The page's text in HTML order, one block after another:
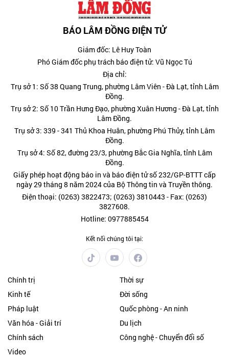
BÁO LÂM ĐỒNG ĐIỆN TỬ
Giám đốc: Lê Huy Toàn
Phó Giám đốc phụ trách báo điện tử: Vũ Ngọc Tú
Địa chỉ:
Trụ sở 1: Số 38 Quang Trung, phường Lâm Viên - Đà Lạt, tỉnh Lâm
Đồng.
Trụ sở 2: Số 10 Trần Hưng Đạo, phường Xuân Hương - Đà Lạt, tỉnh
Lâm Đồng.
Trụ sở 3: 339 - 341 Thủ Khoa Huân, phường Phú Thủy, tỉnh Lâm
Đồng.
Trụ sở 4: Số 82, đường 23/3, phường Bắc Gia Nghĩa, tỉnh Lâm
Đồng.
Giấy phép hoạt động báo in và báo điện tử số 232/GP-BTTT cấp
ngày 29 tháng 8 năm 2024 của Bộ Thông tin và Truyền thông.
Điện thoại: (0263) 3822473; (0263) 3810443 - Fax: (0263)
3827608.
Hotline: 0977885454
Kết nối chúng tôi tại:
Chính trị
Thời sự
Kinh tế
Đời sống
Pháp luật
Quốc phòng - An ninh
Văn hóa - Giải trí
Du lịch
Chính sách
Công nghệ - Chuyển đổi số
Video